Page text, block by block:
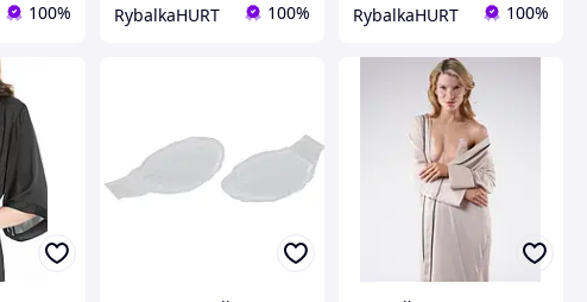
100% RybalkaHURT 100% RybalkaHURT 100%